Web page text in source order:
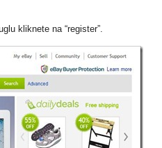
kliknete na “register”.